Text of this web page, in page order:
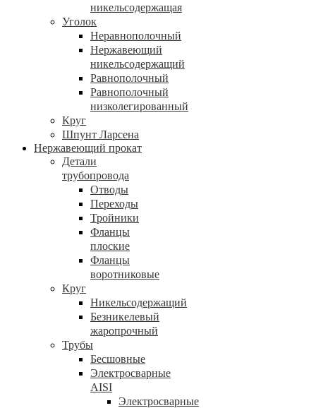
никельсодержащая
Уголок
Неравнополочный
Нержавеющий
никельсодержащий
Равнополочный
Равнополочный
низколегированный
Круг
Шпунт Ларсена
Нержавеющий прокат
Детали
трубопровода
Отводы
Переходы
Тройники
Фланцы
плоские
Фланцы
воротниковые
Круг
Никельсодержащий
Безникелевый
жаропрочный
Трубы
Бесшовные
Электросварные
AISI
Электросварные